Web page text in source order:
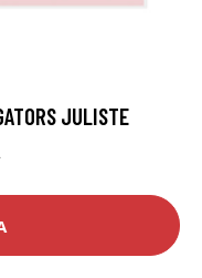
JULISTE